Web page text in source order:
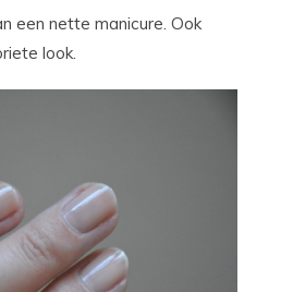
een nette manicure. Ook
look.